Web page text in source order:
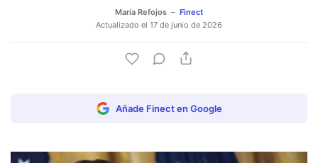
María Refojos
Finect
Actualizado el 17 de junio de 2026
Añade Finect en Google